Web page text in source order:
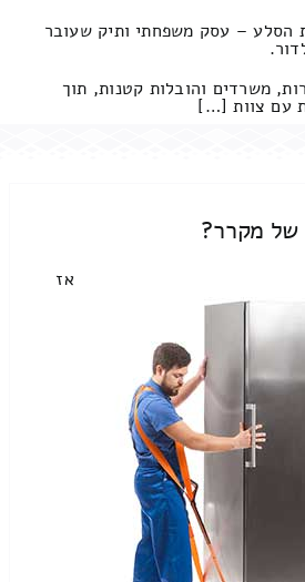
הסלע – עסק משפחתי ותיק שעובר
משרדים והובלות קטנות, תוך
עם צוות […]
של מקרר?
אז